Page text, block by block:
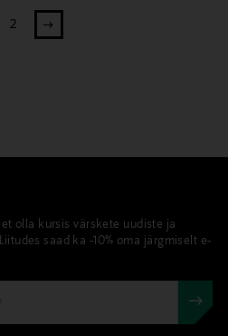
2
olla kursis värskete uudiste ja
saad ka -10% oma järgmiselt e-